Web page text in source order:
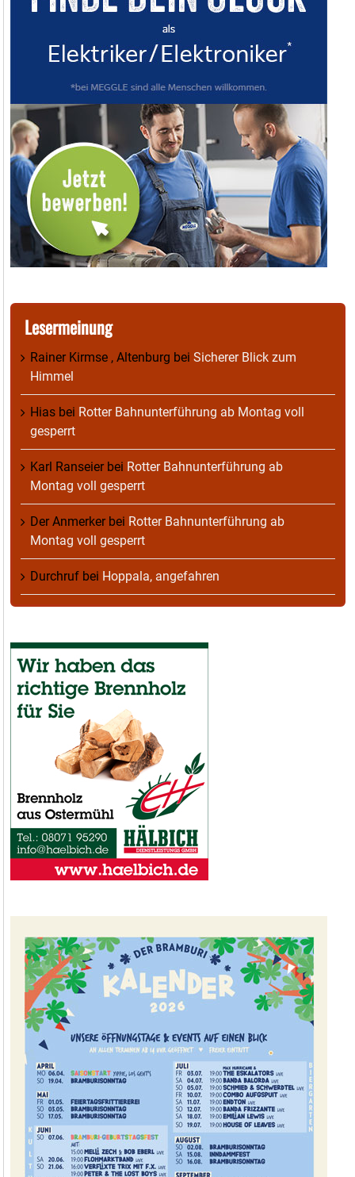
Lesermeinung
Rainer Kirmse , Altenburg bei Sicherer Blick zum
Himmel
Hias bei Rotter Bahnunterführung ab Montag voll
gesperrt
Karl Ranseierbei Rotter Bahnunterführung ab
Montag voll gesperrt
Der Anmerkerbei Rotter Bahnunterführung ab
Montag voll gesperrt
Durchruf bei Hoppala, angefahren